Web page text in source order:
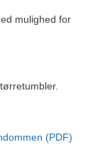
mulighed for
(PDF)